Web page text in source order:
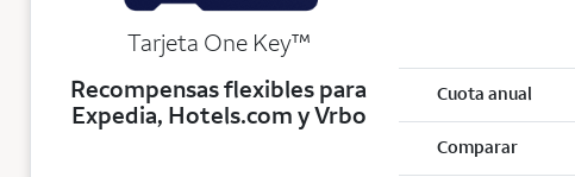
Tarjeta One Keytrademark
™
Recompensas flexibles para
Expedia, Hotels.com y Vrbo
Cuota anual
Comparar